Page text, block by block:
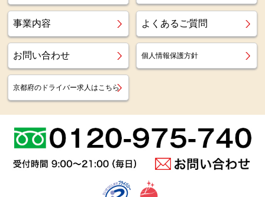
事業内容 よくあるご質問
お問い合わせ 個人情報保護方針
京都府のドライバー求人はこちら